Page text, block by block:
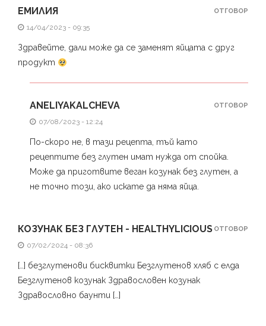
ЕМИЛИЯ
14/04/2023 - 09:35
Здравейте, дали може да се заменят яйцата с друг
продукт
ОТГОВОР
ANELIYAKALCHEVA
07/08/2023 - 12:24
По-скоро не, в тази рецепта, тъй като
рецептите без глутен имат нужда от спойка.
Може да приготвите веган козунак без глутен, а
не точно този, ако искате да няма яйца.
ОТГОВОР
КОЗУНАК БЕЗ ГЛУТЕН - HEALTHYLICIOUS
07/02/2024 - 08:36
[…] безглутенови бисквитки Безглутенов хляб с елда
Безглутенов козунак Здравословен козунак
Здравословно баунти […]
ОТГОВОР